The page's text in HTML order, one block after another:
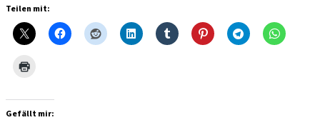
Teilen mit:
Gefällt mir: